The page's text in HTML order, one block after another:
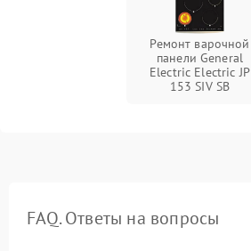
Ремонт варочной
панели General
Electric Electric JP
153 SIV SB
FAQ. Ответы на вопросы